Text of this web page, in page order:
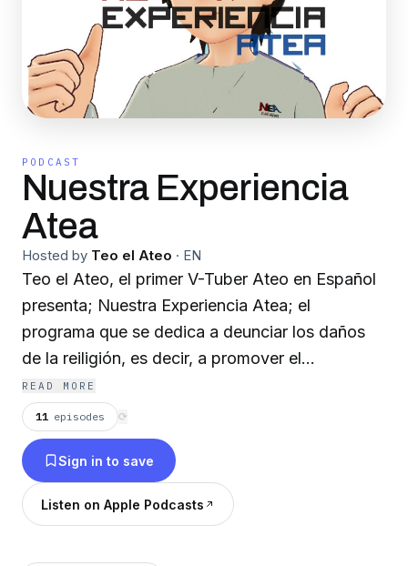
PODCAST
Nuestra Experiencia
Atea
Hosted by Teo el Ateo · EN
Teo el Ateo, el primer V-Tuber Ateo en Español
presenta; Nuestra Experiencia Atea; el
programa que se dedica a deunciar los daños
de la reiligión, es decir, a promover el
conocimiento del ateísmo en forma positiva y a
crear conciencia sobre el daño provocado por
las religiones y creencias similares.
READ MORE
11 episodes ⟳
Sign in to save
Listen on Apple Podcasts